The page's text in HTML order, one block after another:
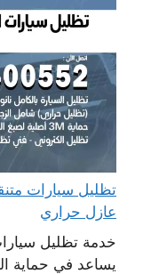
عازل حراري
خدمة تظليل
يساعد في حماية